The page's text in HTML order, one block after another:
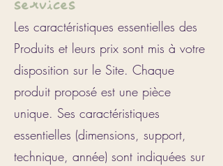
services
Les caractéristiques essentielles des
Produits et leurs prix sont mis à votre
disposition sur le Site. Chaque
produit proposé est une pièce
unique. Ses caractéristiques
essentielles (dimensions, support,
technique, année) sont indiquées sur